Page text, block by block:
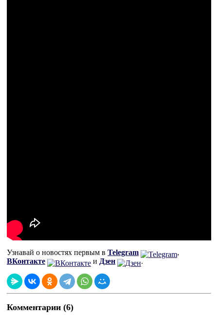
Узнавай о новостях первым в Telegram
,
ВКонтакте
и Дзен .
Комментарии (6)